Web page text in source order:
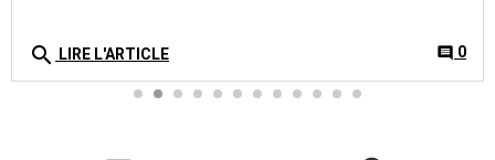
search LIRE L'ARTICLE comment 0